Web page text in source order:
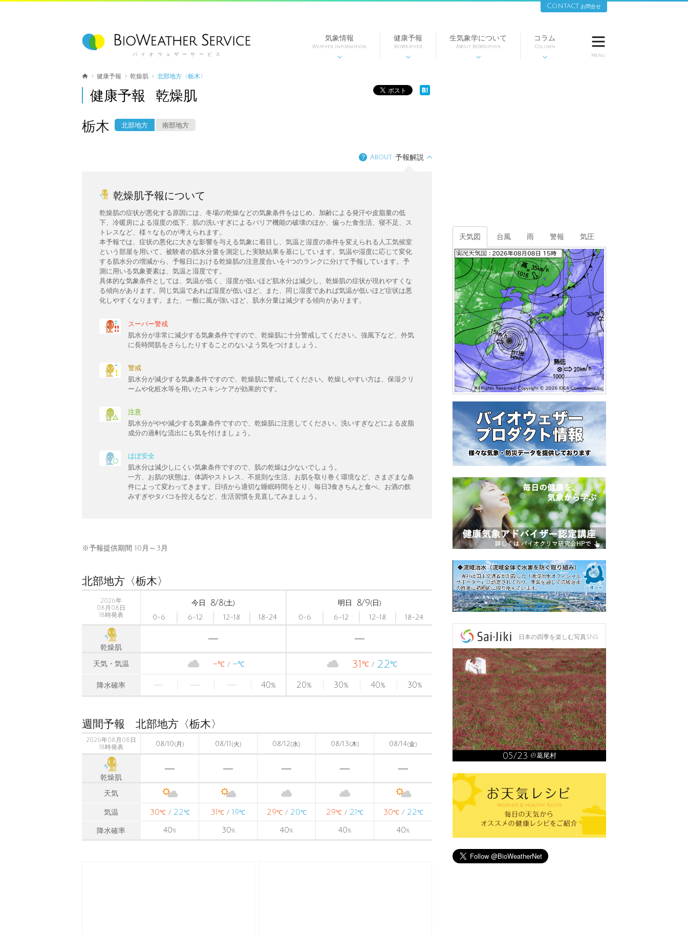
バイオウェザーサービス
気象情報
Weather Information

健康予報
BioWeather

生気象学について
About BioWeather

コラム
Column


Menu
健康予報 乾燥肌 北部地方〈栃木〉
健康予報 乾燥肌
栃木 北部地方 南部地方
？ About 予報解説
乾燥肌予報について
乾燥肌の症状が悪化する原因には、冬場の乾燥などの気象条件をはじめ、加齢による発汗や皮脂量の低
下、冷暖房による湿度の低下、肌の洗いすぎによるバリア機能の破壊のほか、偏った食生活、寝不足、ス
トレスなど、様々なものが考えられます。
本予報では、症状の悪化に大きな影響を与える気象に着目し、気温と湿度の条件を変えられる人工気候室
という部屋を用いて、被験者の肌水分量を測定した実験結果を基にしています。気温や湿度に応じて変化
する肌水分の増減から、予報日における乾燥肌の注意度合いを4つのランクに分けて予報しています。予
測に用いる気象要素は、気温と湿度です。
具体的な気象条件としては、気温が低く、湿度が低いほど肌水分は減少し、乾燥肌の症状が現れやすくな
る傾向があります。同じ気温であれば湿度が低いほど、また、同じ湿度であれば気温が低いほど症状は悪
化しやすくなります。また、一般に風が強いほど、肌水分量は減少する傾向があります。
スーパー警戒
肌水分が非常に減少する気象条件ですので、乾燥肌に十分警戒してください。強風下など、外気
に長時間肌をさらしたりすることのないよう気をつけましょう。
警戒
肌水分が減少する気象条件ですので、乾燥肌に警戒してください。乾燥しやすい方は、保湿クリ
ームや化粧水等を用いたスキンケアが効果的です。
注意
肌水分がやや減少する気象条件ですので、乾燥肌に注意してください。洗いすぎなどによる皮脂
成分の過剰な流出にも気を付けましょう。
ほぼ安全
肌水分は減少しにくい気象条件ですので、肌の乾燥は少ないでしょう。
一方、お肌の状態は、体調やストレス、不規則な生活、お肌を取り巻く環境など、さまざまな条
件によって変わってきます。日頃から適切な睡眠時間をとり、毎日3食きちんと食べ、お酒の飲
みすぎやタバコを控えるなど、生活習慣を見直してみましょう。
※予報提供期間 10月～3月
北部地方〈栃木〉
2026年
08月08日
18時発表
今日 8/8(土)
0-6
6-12 12-18 18-24
明日 8/9(日)
0-6
6-12 12-18 18-24
乾燥肌
天気・気温 -℃ -℃ 31 ℃ 22℃
降水確率 40% 20% 30% 40% 30%
週間予報 北部地方〈栃木〉
2026年08月08日
18時発表
08/10(月) 08/11 (火) 08/12(水) 08/13(木) 08/14(金)
乾燥肌
天気
気温 30℃/ 22℃ 31 ℃ / 19℃ 29℃/ 20℃ 29℃ / 21 ℃ 30℃/ 22℃
降水確率 40% 30% 40% 40% 40%
天気図 台風 雨 警報 気圧
日本の四季を楽しむ写真SNS
05/23 @葛尾村
Contact お問合せ